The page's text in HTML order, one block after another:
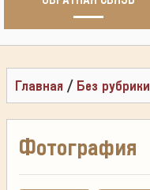
Главная / Без рубрики
Фотография